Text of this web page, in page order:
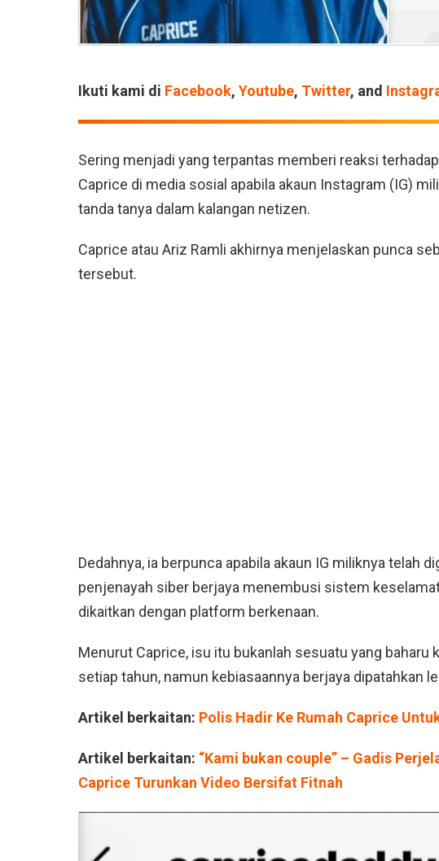
Ikuti kami di Facebook, Youtube, Twitter, and
Sering menjadi yang terpantas memberi reaksi terhadap
Caprice di media sosial apabila akaun Instagram (IG)
tanda tanya dalam kalangan netizen.
Caprice atau Ariz Ramli akhirnya menjelaskan punca
tersebut.
Dedahnya, ia berpunca apabila akaun IG miliknya telah
penjenayah siber berjaya menembusi sistem
dikaitkan dengan platform berkenaan.
Menurut Caprice, isu itu bukanlah sesuatu yang baharu
setiap tahun, namun kebiasaannya berjaya dipatahkan
Artikel berkaitan: Polis Hadir Ke Rumah Caprice
Artikel berkaitan: “Kami bukan couple” – Gadis
Caprice Turunkan Video Bersifat Fitnah